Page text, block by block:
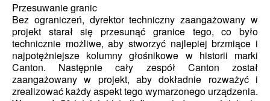
Przesuwanie granic
Bez ograniczeń, dyrektor techniczny zaangażowany w
projekt starał się przesunąć granice tego, co było
technicznie możliwe, aby stworzyć najlepiej brzmiące i
najpotężniejsze kolumny głośnikowe w historii marki
Canton. Następnie cały zespół Canton został
zaangażowany w projekt, aby dokładnie rozważyć i
zrealizować każdy aspekt tego wymarzonego urządzenia.